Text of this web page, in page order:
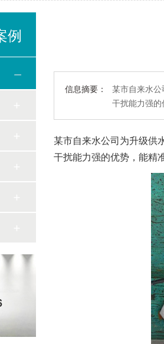
信息摘要：
某市自来水
干扰能力强
某市自来水公司为升级供
干扰能力强的优势，能精
例